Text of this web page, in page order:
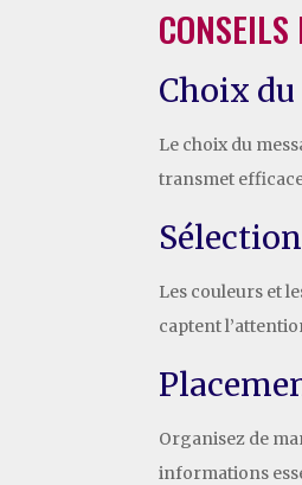
Choix
Le choix du
transmet
Les couleurs et
captent
Organisez de
informations